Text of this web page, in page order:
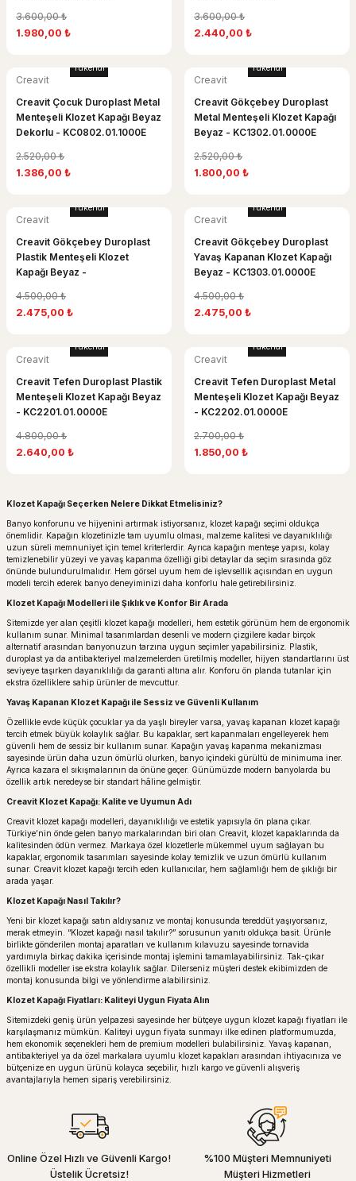
3.600,00 ₺
1.980,00 ₺
3.600,00 ₺
2.440,00 ₺
Tükendi
Creavit
Creavit Çocuk Duroplast Metal
Menteşeli Klozet Kapağı Beyaz
Dekorlu - KC0802.01.1000E
2.520,00 ₺
1.386,00 ₺
Tükendi
Creavit
Creavit Gökçebey Duroplast
Metal Menteşeli Klozet Kapağı
Beyaz - KC1302.01.0000E
2.520,00 ₺
1.800,00 ₺
Tükendi
Creavit
Creavit Gökçebey Duroplast
Plastik Menteşeli Klozet
Kapağı Beyaz -
4.500,00 ₺
2.475,00 ₺
Tükendi
Creavit
Creavit Gökçebey Duroplast
Yavaş Kapanan Klozet Kapağı
Beyaz - KC1303.01.0000E
4.500,00 ₺
2.475,00 ₺
Tükendi
Creavit
Creavit Tefen Duroplast Plastik
Menteşeli Klozet Kapağı Beyaz
- KC2201.01.0000E
4.800,00 ₺
2.640,00 ₺
Tükendi
Creavit
Creavit Tefen Duroplast Metal
Menteşeli Klozet Kapağı Beyaz
- KC2202.01.0000E
2.700,00 ₺
1.850,00 ₺
Klozet Kapağı Seçerken Nelere Dikkat Etmelisiniz?
Banyo konforunu ve hijyenini artırmak istiyorsanız, klozet kapağı seçimi oldukça
önemlidir. Kapağın klozetinizle tam uyumlu olması, malzeme kalitesi ve dayanıklılığı
uzun süreli memnuniyet için temel kriterlerdir. Ayrıca kapağın menteşe yapısı, kolay
temizlenebilir yüzeyi ve yavaş kapanma özelliği gibi detaylar da seçim sırasında göz
önünde bulundurulmalıdır. Hem görsel uyum hem de işlevsellik açısından en uygun
modeli tercih ederek banyo deneyiminizi daha konforlu hale getirebilirsiniz.
Klozet Kapağı Modelleri ile Şıklık ve Konfor Bir Arada
Sitemizde yer alan çeşitli klozet kapağı modelleri, hem estetik görünüm hem de ergonomik
kullanım sunar. Minimal tasarımlardan desenli ve modern çizgilere kadar birçok
alternatif arasından banyonuzun tarzına uygun seçimler yapabilirsiniz. Plastik,
duroplast ya da antibakteriyel malzemelerden üretilmiş modeller, hijyen standartlarını üst
seviyeye taşırken dayanıklılığı da garanti altına alır. Konforu ön planda tutanlar için
ekstra özelliklere sahip ürünler de mevcuttur.
Yavaş Kapanan Klozet Kapağı ile Sessiz ve Güvenli Kullanım
Özellikle evde küçük çocuklar ya da yaşlı bireyler varsa, yavaş kapanan klozet kapağı
tercih etmek büyük kolaylık sağlar. Bu kapaklar, sert kapanmaları engelleyerek hem
güvenli hem de sessiz bir kullanım sunar. Kapağın yavaş kapanma mekanizması
sayesinde ürün daha uzun ömürlü olurken, banyo içindeki gürültü de minimuma iner.
Ayrıca kazara el sıkışmalarının da önüne geçer. Günümüzde modern banyolarda bu
özellik artık neredeyse bir standart hâline gelmiştir.
Creavit Klozet Kapağı: Kalite ve Uyumun Adı
Creavit klozet kapağı modelleri, dayanıklılığı ve estetik yapısıyla ön plana çıkar.
Türkiye’nin önde gelen banyo markalarından biri olan Creavit, klozet kapaklarında da
kalitesinden ödün vermez. Markaya özel klozetlerle mükemmel uyum sağlayan bu
kapaklar, ergonomik tasarımları sayesinde kolay temizlik ve uzun ömürlü kullanım
sunar. Creavit klozet kapağı tercih eden kullanıcılar, hem sağlamlığı hem de şıklığı bir
arada yaşar.
Klozet Kapağı Nasıl Takılır?
Yeni bir klozet kapağı satın aldıysanız ve montaj konusunda tereddüt yaşıyorsanız,
merak etmeyin. “Klozet kapağı nasıl takılır?” sorusunun yanıtı oldukça basit. Ürünle
birlikte gönderilen montaj aparatları ve kullanım kılavuzu sayesinde tornavida
yardımıyla birkaç dakika içerisinde montaj işlemini tamamlayabilirsiniz. Tak-çıkar
özellikli modeller ise ekstra kolaylık sağlar. Dilerseniz müşteri destek ekibimizden de
montaj konusunda bilgi ve yönlendirme alabilirsiniz.
Klozet Kapağı Fiyatları: Kaliteyi Uygun Fiyata Alın
Sitemizdeki geniş ürün yelpazesi sayesinde her bütçeye uygun klozet kapağı fiyatları ile
karşılaşmanız mümkün. Kaliteyi uygun fiyata sunmayı ilke edinen platformumuzda,
hem ekonomik seçenekleri hem de premium modelleri bulabilirsiniz. Yavaş kapanan,
antibakteriyel ya da özel markalara uyumlu klozet kapakları arasından ihtiyacınıza ve
bütçenize en uygun ürünü kolayca seçebilir, hızlı kargo ve güvenli alışveriş
avantajlarıyla hemen sipariş verebilirsiniz.
Online Özel Hızlı ve Güvenli Kargo!
Üstelik Ücretsiz!
%100 Müşteri Memnuniyeti
Müşteri Hizmetleri